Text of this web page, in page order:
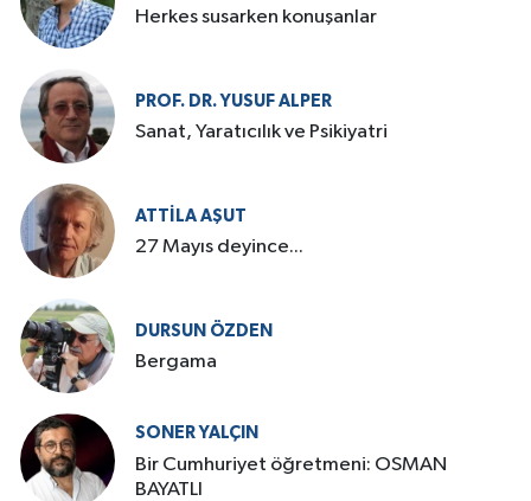
Herkes susarken konuşanlar
PROF. DR. YUSUF ALPER
Sanat, Yaratıcılık ve Psikiyatri
ATTILA AŞUT
27 Mayıs deyince...
DURSUN ÖZDEN
Bergama
SONER YALÇIN
Bir Cumhuriyet öğretmeni: OSMAN
BAYATLI